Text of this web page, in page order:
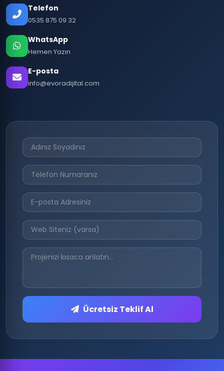
Telefon
0535 875 09 32
WhatsApp
Hemen Yazın
E-posta
info@evoradijital.com
Ücretsiz Teklif Al